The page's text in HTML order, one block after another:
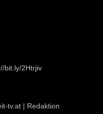
bit.ly/2Htrjiv
tv.at | Redaktion